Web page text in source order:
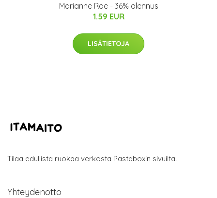
Marianne Rae - 36% alennus
1.59 EUR
LISÄTIETOJA
Tilaa edullista ruokaa verkosta Pastaboxin sivuilta.
Yhteydenotto